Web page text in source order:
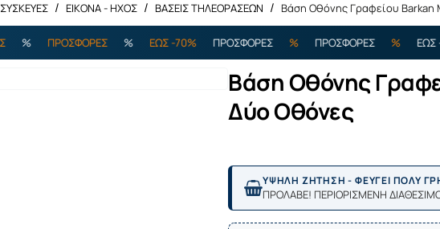
ΣΥΣΚΕΥΕΣ ΕΙΚΟΝΑ - ΗΧΟΣ ΒΑΣΕΙΣ ΤΗΛΕΟΡΑΣΕΩΝ Βάση Οθόνης Γραφείου Barkan
ΠΡΟΣΦΟΡΕΣ % ΕΩΣ -70% ΠΡΟΣΦΟΡΕΣ % ΠΡΟΣΦΟΡΕΣ % ΕΩΣ -70%
Βάση Οθόνης
Δύο Οθόνες
ΥΨΗΛΗ ΖΗΤΗΣΗ - ΦΕΥΓΕΙ ΠΟΛΥ
ΠΡΟΛΑΒΕ! ΠΕΡΙΟΡΙΣΜΕΝΗ